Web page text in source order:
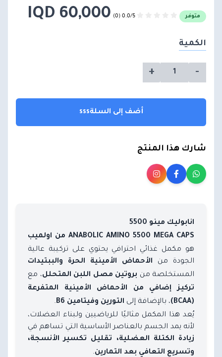
متوفر 60,000 IQD
الكمية
-
+
أضف إلى السلةsss
شارك هذا المنتج
انابوليك مينو 5500
ANABOLIC AMINO 5500 MEGA CAPS من اولميب
هو مكمل غذائي احترافي يحتوي على تركيبة عالية
الجودة من
الأحماض الأمينية الحرة والببتيدات
المستخلصة من بروتين مصل اللبن المتحلل، مع
تركيز إضافي من الأحماض الأمينية المتفرعة
(BCAA)
، بالإضافة إلى التورين وفيتامين B6
.
يُعد هذا المكمل مثاليًا للرياضيين ولبناء العضلات،
لأنه يمد الجسم بالعناصر الأساسية التي تساهم في
زيادة الكتلة العضلية، تقليل تكسير الأنسجة،
وتسريع التعافي بعد التمارين.